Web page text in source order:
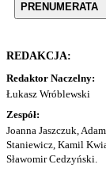
PRENUMERATA
REDAKCJA:
Redaktor Naczelny:
Łukasz Wróblewski
Zespół:
Joanna Jaszczuk,
Staniewicz, Kamil
Sławomir Cedzyński.